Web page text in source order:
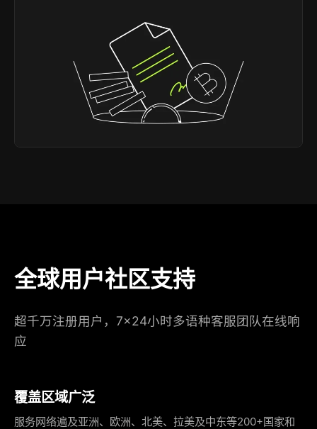
全球用户社区支持
超千万注册用户，7×24小时多语种客服团队在线响
应
覆盖区域广泛
服务网络遍及亚洲、欧洲、北美、拉美及中东等200+国家和